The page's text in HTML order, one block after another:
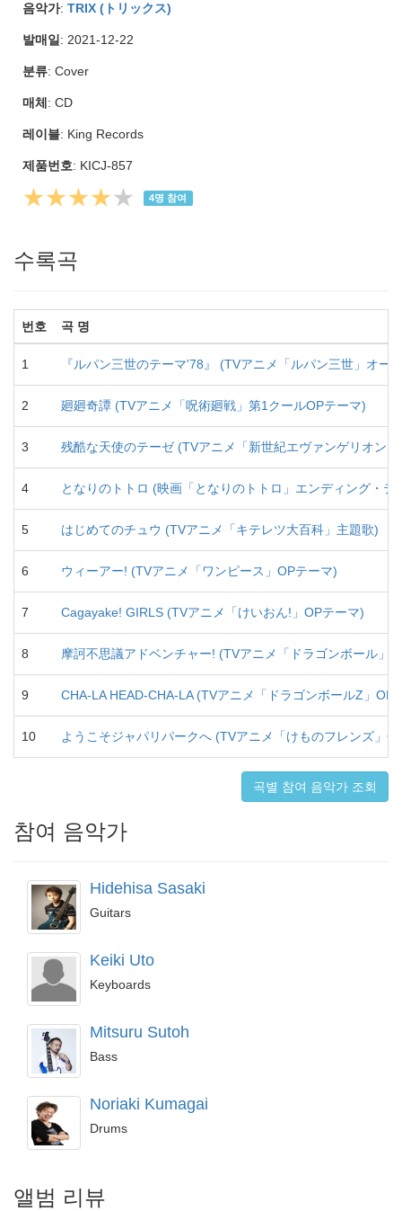
음악가: TRIX (トリックス)
발매일: 2021-12-22
분류: Cover
매체 : CD
레이블: King Records
제품번호: KICJ-857
★★★★★ 4명 참여
수록곡
번호 곡 명
1 『ルパン三世のテーマ'78』 (TVアニメ「ルパン三世」オー
2 廻廻奇譚 (TVアニメ「呪術廻戦」第1クールOPテーマ)
3 残酷な天使のテーゼ (TVアニメ「新世紀エヴァンゲリオン
4 となりのトトロ (映画「となりのトトロ」エンディング・テ
5 はじめてのチュウ (TVアニメ「キテレツ大百科」主題歌)
6 ウィーアー! (TVアニメ「ワンピース」OPテーマ)
7 Cagayake! GIRLS (TVアニメ「けいおん!」OPテーマ)
8 摩訶不思議アドベンチャー! (TVアニメ「ドラゴンボール」
9 CHA-LA HEAD-CHA-LA (TVアニメ「ドラゴンボールZ」OP
10 ようこそジャパリパークへ (TVアニメ「けものフレンズ」
곡별 참여 음악가 조회
참여 음악가
Hidehisa Sasaki
Guitars
Keiki Uto
Keyboards
Mitsuru Sutoh
Bass
Noriaki Kumagai
Drums
앨범 리뷰